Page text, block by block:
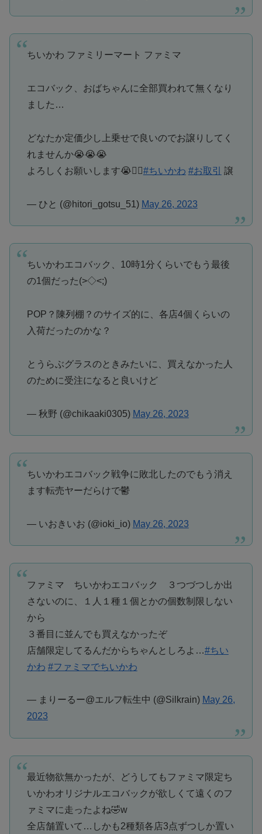
ちいかわ ファミリーマート ファミマ
エコバック、おばちゃんに全部買われて無くなり
ました…
どなたか定価少し上乗せで良いのでお譲りしてく
れませんか😭😭😭
よろしくお願いします😭🙇‍♀️#ちいかわ #お取引 譲
— ひと (@hitori_gotsu_51) May 26, 2023
ちいかわエコバック、10時1分くらいでもう最後
の1個だった(>◇<;)
POP？陳列棚？のサイズ的に、各店4個くらいの
入荷だったのかな？
とうらぶグラスのときみたいに、買えなかった人
のために受注になると良いけど
— 秋野 (@chikaaki0305) May 26, 2023
ちいかわエコバック戦争に敗北したのでもう消え
ます転売ヤーだらけで鬱
— いおきいお (@ioki_io) May 26, 2023
ファミマ ちいかわエコバック ３つづつしか出
さないのに、１人１種１個とかの個数制限しない
から
３番目に並んでも買えなかったぞ
店舗限定してるんだからちゃんとしろよ…#ちい
かわ #ファミマでちいかわ
— まりーるー@エルフ転生中 (@Silkrain) May 26,
2023
最近物欲無かったが、どうしてもファミマ限定ち
いかわオリジナルエコバックが欲しくて遠くのフ
ァミマに走ったよね🤣w
全店舗置いて…しかも2種類各店3点ずつしか置い